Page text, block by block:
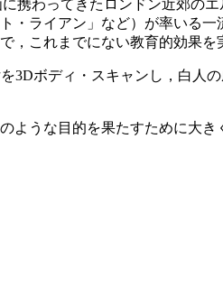
携わってきたロンドン近郊の
・ライアン」など）が率いる
，これまでにない教育的効果を
3Dボディ・スキャンし，白人
うな目的を果たすために大き